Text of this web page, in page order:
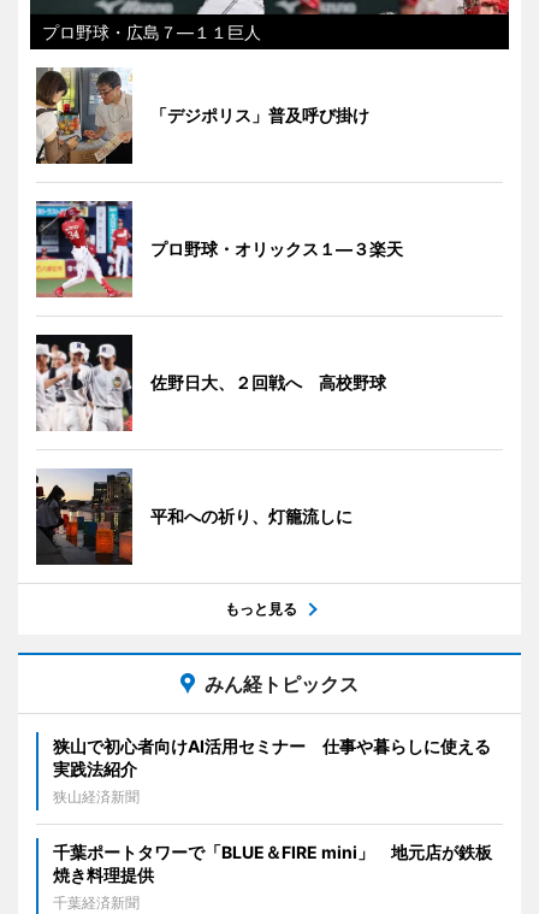
プロ野球・広島７―１１巨人
「デジポリス」普及呼び掛け
プロ野球・オリックス１―３楽天
佐野日大、２回戦へ 高校野球
平和への祈り、灯籠流しに
もっと見る
みん経トピックス
狭山で初心者向けAI活用セミナー 仕事や暮らしに使える
実践法紹介
狭山経済新聞
千葉ポートタワーで「BLUE＆FIRE mini」 地元店が鉄板
焼き料理提供
千葉経済新聞